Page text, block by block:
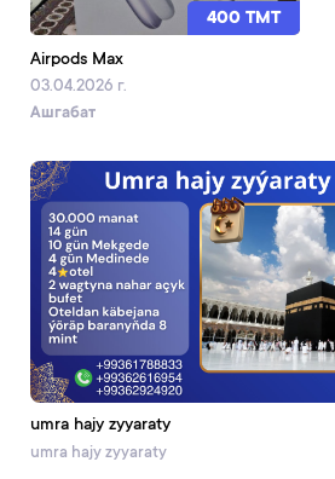
400 TMT
Airpods Max
03.04.2026 г.
Ашгабат
umra hajy zyyaraty
umra hajy zyyaraty